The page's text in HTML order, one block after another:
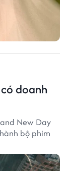
doanh
New Day
bộ phim